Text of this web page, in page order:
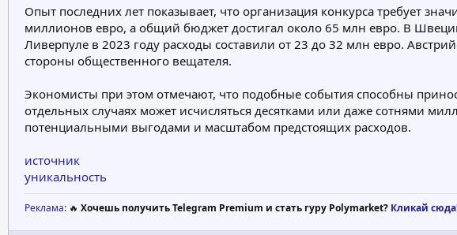
Опыт последних лет показывает, что организация конкурса требует
миллионов евро, а общий бюджет достигал около 65 млн евро. В
Ливерпуле в 2023 году расходы составили от 23 до 32 млн евро.
стороны общественного вещателя.
Экономисты при этом отмечают, что подобные события способны
отдельных случаях может исчисляться десятками или даже сотнями
потенциальными выгодами и масштабом предстоящих расходов.
источник
уникальность
Реклама: 🔥 Хочешь получить Telegram Premium и стать гуру Polymarket? Кликай